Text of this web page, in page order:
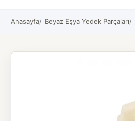
Anasayfa Beyaz Eşya Yedek Parçaları